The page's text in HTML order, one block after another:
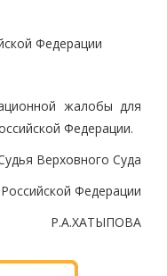
Федерации
жалобы для
Федерации.
Верховного Суда
Российской Федерации
Р.А.ХАТЫПОВА